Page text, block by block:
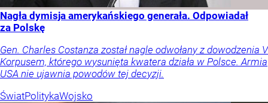
Nagła dymisja amerykańskiego generała. Odpowiadał
za Polskę
Gen. Charles Costanza został nagle odwołany z dowodzenia V
Korpusem, którego wysunięta kwatera działa w Polsce. Armia
USA nie ujawnia powodów tej decyzji.
ŚwiatPolitykaWojsko